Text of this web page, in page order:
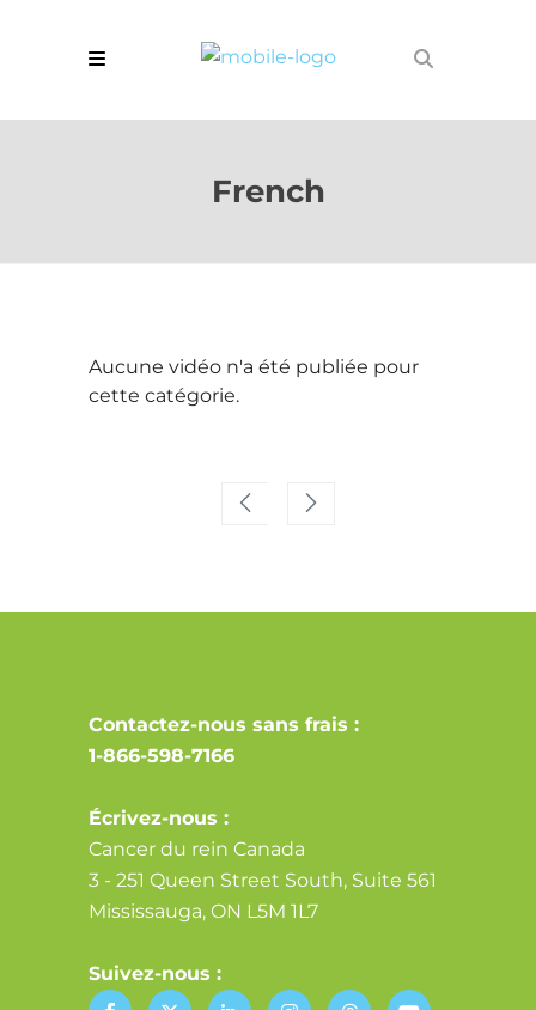
French
Aucune vidéo n'a été publiée pour
cette catégorie.
Contactez-nous sans frais :
1-866-598-7166
Écrivez-nous :
Cancer du rein Canada
3 - 251 Queen Street South, Suite 561
Mississauga, ON L5M 1L7
Suivez-nous :